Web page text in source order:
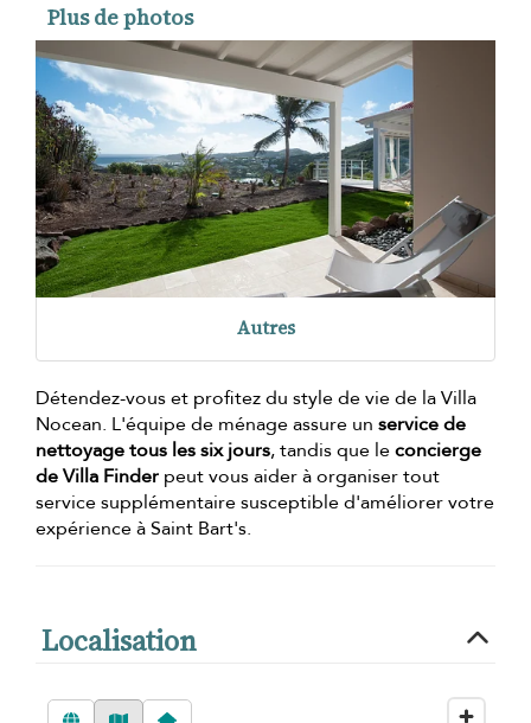
Plus de photos
Autres
Détendez-vous et profitez du style de vie de la Villa
Nocean. L'équipe de ménage assure un service de
nettoyage tous les six jours, tandis que leconcierge
de Villa Finder peut vous aider à organiser tout
service supplémentaire susceptible d'améliorer votre
expérience à Saint Bart's.
Localisation